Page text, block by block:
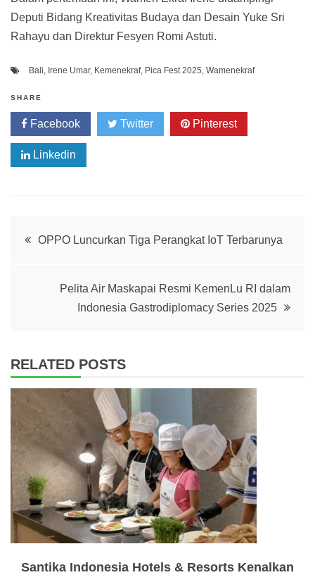
Deputi Bidang Kreativitas Budaya dan Desain Yuke Sri
Rahayu dan Direktur Fesyen Romi Astuti.
Bali Irene Umar, Kemenekraf, Pica Fest 2025 Wamenekraf
SHARE
Facebook Twitter Pinterest
Linkedin
Post
OPPO Luncurkan Tiga Perangkat IoT Terbarunya
Pelita Air Maskapai Resmi KemenLu RI dalam
Indonesia Gastrodiplomacy Series 2025
RELATED POSTS
Santika Indonesia Hotels & Resorts Kenalkan